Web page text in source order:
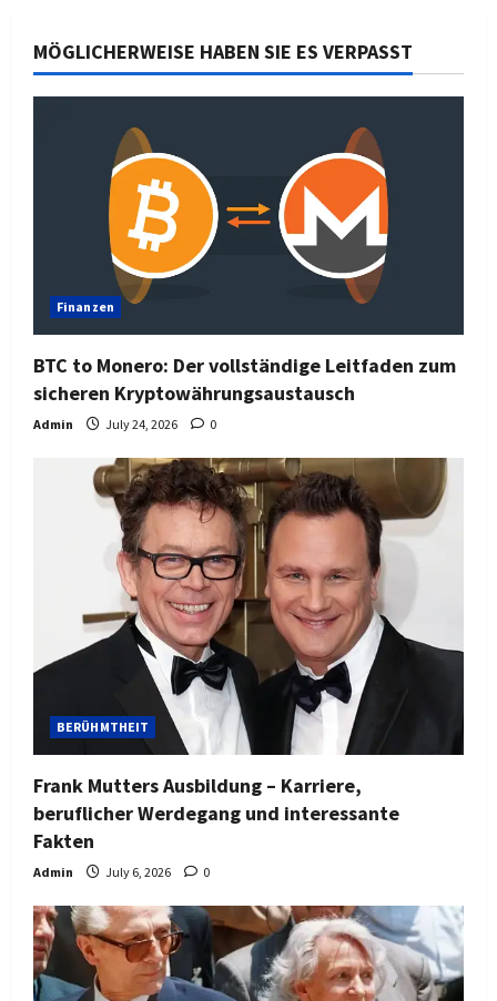
MÖGLICHERWEISE HABEN SIE ES VERPASST
Finanzen
BTC to Monero: Der vollständige Leitfaden zum
sicheren Kryptowährungsaustausch
Admin July 24, 2026 0
BERÜHMTHEIT
Frank Mutters Ausbildung – Karriere,
beruflicher Werdegang und interessante
Fakten
Admin July 6, 2026 0